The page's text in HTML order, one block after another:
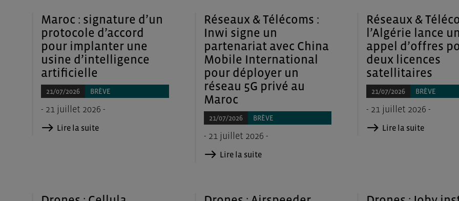
Maroc : signature d’un
protocole d’accord
pour implanter une
usine d’intelligence
artificielle
21/07/2026 BRÈVE
- 21 juillet 2026 -
Lire la suite
Réseaux & Télécoms :
Inwi signe un
partenariat avec China
Mobile International
pour déployer un
réseau 5G privé au
Maroc
21/07/2026 BRÈVE
- 21 juillet 2026 -
Lire la suite
Réseaux &
l’Algérie lance un
appel d’offres
deux licences
satellitaires
21/07/2026 BRÈVE
- 21 juillet 2026 -
Lire la suite